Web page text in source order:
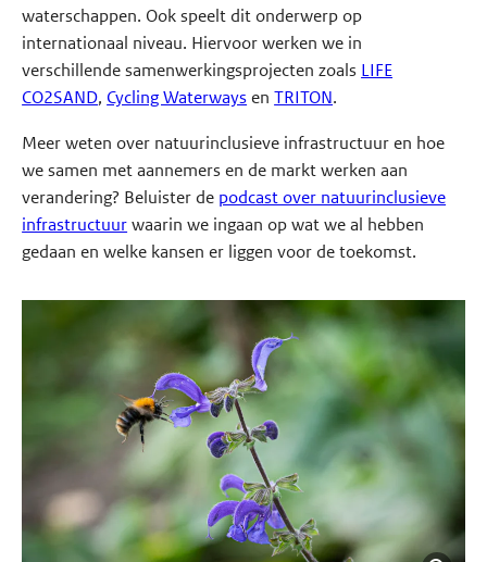
waterschappen. Ook speelt dit onderwerp op
internationaal niveau. Hiervoor werken we in
verschillende samenwerkingsprojecten zoals LIFE
CO2SAND, Cycling WaterwaysenTRITON.
Meer weten over natuurinclusieve infrastructuur en hoe
we samen met aannemers en de markt werken aan
verandering? Beluister de podcast over natuurinclusieve
infrastructuurwaarin we ingaan op wat we al hebben
gedaan en welke kansen er liggen voor de toekomst.